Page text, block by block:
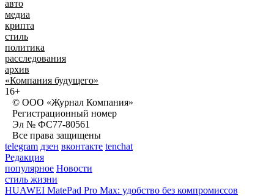
авто
медиа
крипта
стиль
политика
расследования
архив
«Компания будущего»
16+
© ООО «Журнал Компания»
Регистрационный номер
Эл № ФС77-80561
Все права защищены
telegram дзен вконтакте tenchat
Редакция
популярное Новости
стиль жизни
HUAWEI MatePad Pro Max: удобство без компромиссов